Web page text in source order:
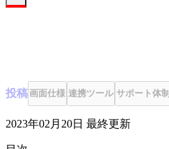
投稿画面仕様 連携ツール サポート体制
2023年02月20日 最終更新